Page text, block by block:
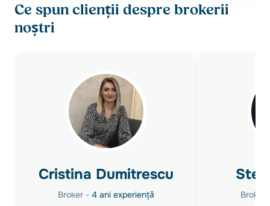
Ce spun clienții despre brokerii
noștri
Cristina Dumitrescu
Broker - 4 ani experiență